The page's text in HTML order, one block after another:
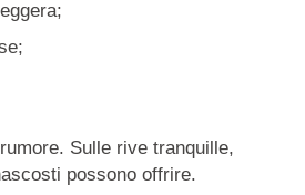
Sulle rive tranquille,
possono offrire.